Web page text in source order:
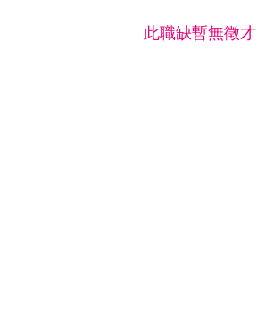
此職缺暫無徵才